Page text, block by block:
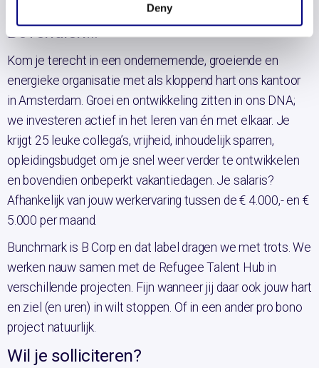
Deny
Bovendien…
Kom je terecht in een ondernemende, groeiende en
energieke organisatie met als kloppend hart ons kantoor
in Amsterdam. Groei en ontwikkeling zitten in ons DNA;
we investeren actief in het leren van én met elkaar. Je
krijgt 25 leuke collega’s, vrijheid, inhoudelijk sparren,
opleidingsbudget om je snel weer verder te ontwikkelen
en bovendien onbeperkt vakantiedagen. Je salaris?
Afhankelijk van jouw werkervaring tussen de € 4.000,- en €
5.000 per maand.
Bunchmark is B Corp en dat label dragen we met trots. We
werken nauw samen met de Refugee Talent Hub in
verschillende projecten. Fijn wanneer jij daar ook jouw hart
en ziel (en uren) in wilt stoppen. Of in een ander pro bono
project natuurlijk.
Wil je solliciteren?